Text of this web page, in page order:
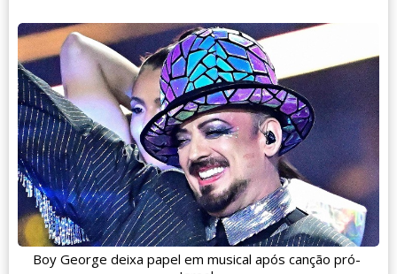
Boy George deixa papel em musical após canção pró-